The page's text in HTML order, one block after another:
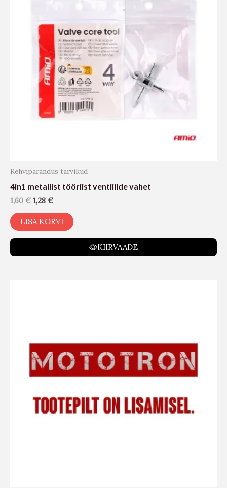
Rehviparandus tarvikud
4in1 metallist tööriist ventiilide vahet
1,60€ 1,28 €
LISA KORVI
KIIRVAADE